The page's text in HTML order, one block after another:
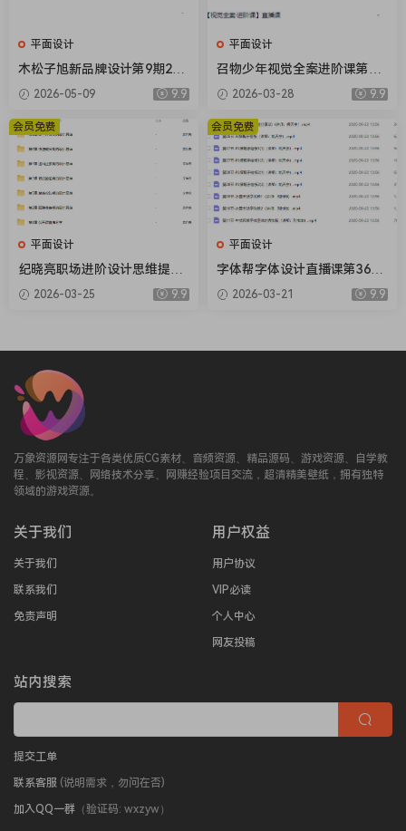
平面设计
木松子旭新品牌设计第9期202
5AI辅助计划【画质高清有素
2026-05-09 9.9
平面设计
召物少年视觉全案进阶课第14
期2026【画质高清有素材】
2026-03-28 9.9
平面设计
纪晓亮职场进阶设计思维提升
三十六计【画质不错只有视
2026-03-25 9.9
会员免费
平面设计
字体帮字体设计直播课第36期
刘兵克【画质不错有素材】
2026-03-21 9.9
会员免费
万象资源网专注于各类优质CG素材、音频资源、精品源码、游戏资源、自学教
程、影视资源、网络技术分享、网赚经验项目交流，超清精美壁纸，拥有独特
领域的游戏资源。
关于我们
关于我们
联系我们
免责声明
用户权益
用户协议
VIP必读
个人中心
网友投稿
站内搜索
提交工单
联系客服 (说明需求，勿问在否)
加入QQ一群 （验证码: wxzyw）